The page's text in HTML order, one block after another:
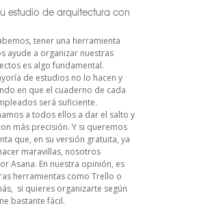
estudio de arquitectura con
tener una herramienta
ayude a organizar nuestras
es algo fundamental.
de estudios no lo hacen y
en que el cuaderno de cada
será suficiente.
a todos ellos a dar el salto y
más precisión. Y si queremos
que, en su versión gratuita, ya
maravillas, nosotros
Asana. En nuestra opinión, es
herramientas como Trello o
si quieres organizarte según
bastante fácil.